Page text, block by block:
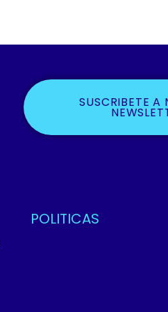
SUSCRIBETE A
POLITICAS